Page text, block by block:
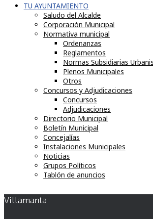
TU AYUNTAMIENTO
Saludo del Alcalde
Corporación Municipal
Normativa municipal
Ordenanzas
Reglamentos
Normas Subsidiarias
Plenos Municipales
Otros
Concursos y Adjudicaciones
Concursos
Adjudicaciones
Directorio Municipal
Boletín Municipal
Concejalías
Instalaciones Municipales
Noticias
Grupos Políticos
Tablón de anuncios
Villamanta